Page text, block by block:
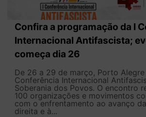
Confira a programação da I
Internacional Antifascista;
começa dia 26
De 26 a 29 de março, Porto Alegre
Conferência Internacional
Soberania dos Povos. O encontro
100 organizações e movimentos
com o enfrentamento ao avanço
direita e à...